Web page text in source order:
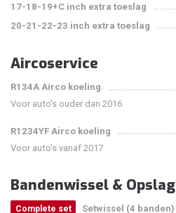
17-18-19+C inch extra toeslag
20-21-22-23 inch extra toeslag
Aircoservice
R134A Airco koeling
Voor auto's ouder dan 2016
R1234YF Airco koeling
Voor auto's vanaf 2017
Bandenwissel & Opslag
Complete set Setwissel (4 banden)